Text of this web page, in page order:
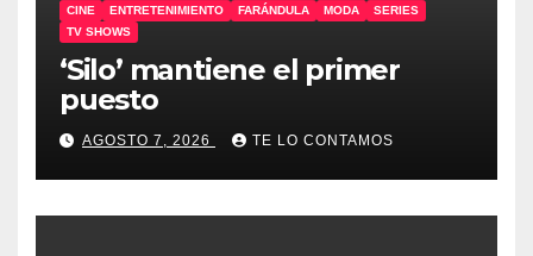
CINE ENTRETENIMIENTO FARÁNDULA MODA
SERIES
TV SHOWS
‘Silo’ mantiene el primer
puesto
AGOSTO 7, 2026 TE LO CONTAMOS